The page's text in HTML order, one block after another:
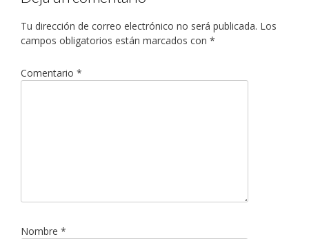
Tu dirección de correo electrónico no será publicada. Los
campos obligatorios están marcados con *
Comentario *
Nombre *